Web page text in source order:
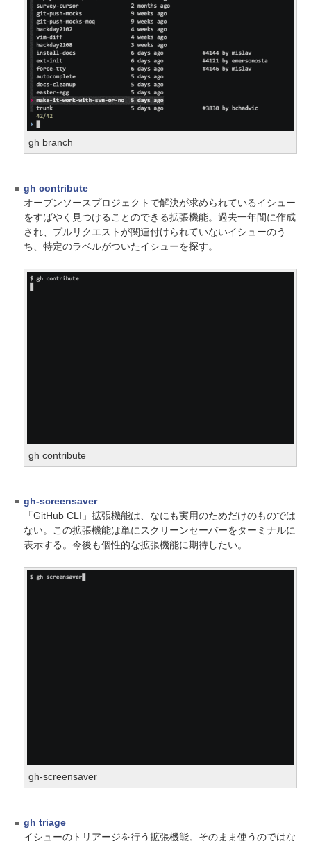
gh branch
gh contribute
オープンソースプロジェクトで解決が求められているイシュー
をすばやく見つけることのできる拡張機能。過去一年間に作成
され、プルリクエストが関連付けられていないイシューのう
ち、特定のラベルがついたイシューを探す。
gh contribute
gh-screensaver
「GitHub CLI」拡張機能は、なにも実用のためだけのものでは
ない。この拡張機能は単にスクリーンセーバーをターミナルに
表示する。今後も個性的な拡張機能に期待したい。
gh-screensaver
gh triage
イシューのトリアージを行う拡張機能。そのまま使うのではな